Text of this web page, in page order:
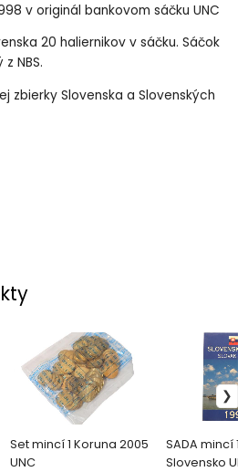
v originál bankovom sáčku UNC
20 haliernikov v sáčku. Sáčok
NBS.
zbierky Slovenska a Slovenských
Set mincí 1 Koruna 2005
UNC
SADA mincí
Slovensko